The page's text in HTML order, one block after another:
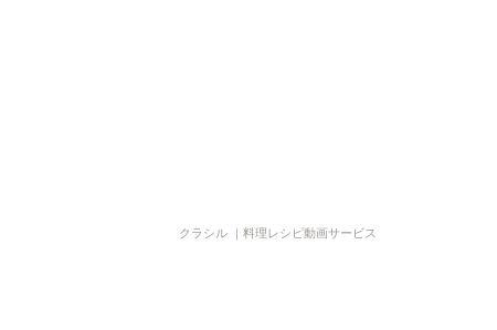
クラシル ｜料理レシピ動画サービス